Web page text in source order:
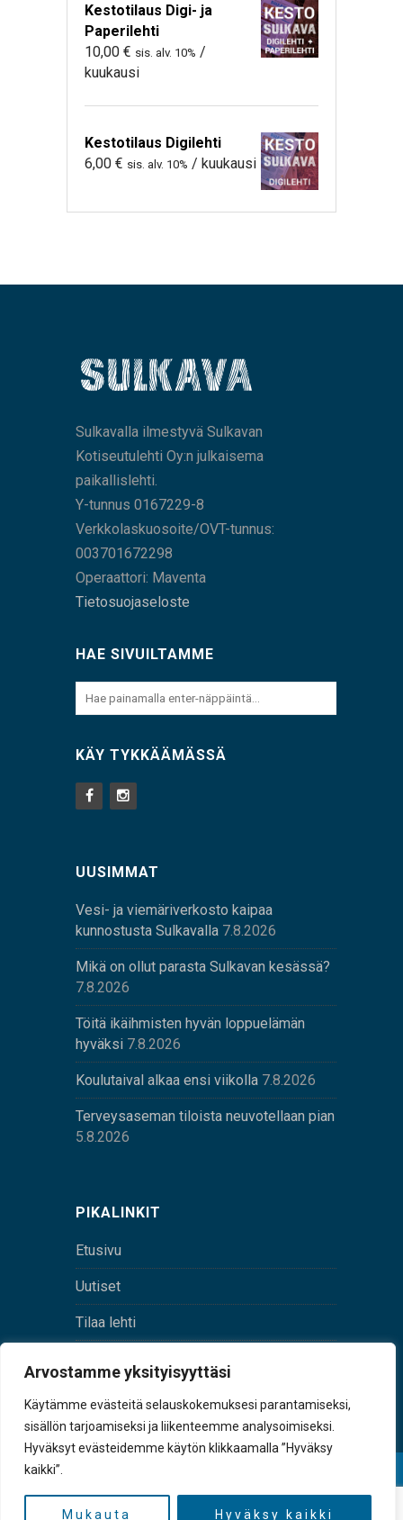
Arvostamme yksityisyyttäsi
Käytämme evästeitä selauskokemuksesi parantamiseksi,
sisällön tarjoamiseksi ja liikenteemme analysoimiseksi.
Hyväksyt evästeidemme käytön klikkaamalla ”Hyväksy
kaikki”.
Mukauta Hyväksy kaikki
Kestotilaus Digi- ja
Paperilehti
10,00 € sis. alv. 10% /
kuukausi
Kestotilaus Digilehti
6,00 € sis. alv. 10% / kuukausi
Sulkavalla ilmestyvä Sulkavan
Kotiseutulehti Oy:n julkaisema
paikallislehti.
Y-tunnus 0167229-8
Verkkolaskuosoite/OVT-tunnus:
003701672298
Operaattori: Maventa
Tietosuojaseloste
HAE SIVUILTAMME
KÄY TYKKÄÄMÄSSÄ
UUSIMMAT
Vesi- ja viemäriverkosto kaipaa
kunnostusta Sulkavalla 7.8.2026
Mikä on ollut parasta Sulkavan kesässä?
7.8.2026
Töitä ikäihmisten hyvän loppuelämän
hyväksi 7.8.2026
Koulutaival alkaa ensi viikolla 7.8.2026
Terveysaseman tiloista neuvotellaan pian
5.8.2026
PIKALINKIT
Etusivu
Uutiset
Tilaa lehti
tunnus 0167229-8